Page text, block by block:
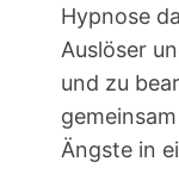
Hypnose
Auslöser
und zu
Ängste in